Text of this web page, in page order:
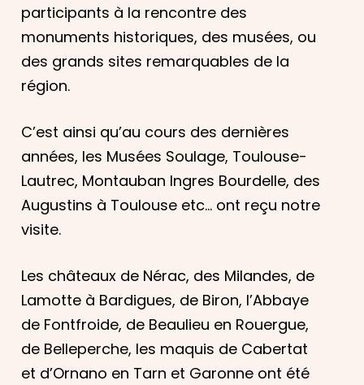
participants à la rencontre des
monuments historiques, des musées, ou
des grands sites remarquables de la
région.
C’est ainsi qu’au cours des dernières
années, les Musées Soulage, Toulouse-
Lautrec, Montauban Ingres Bourdelle, des
Augustins à Toulouse etc… ont reçu notre
visite.
Les châteaux de Nérac, des Milandes, de
Lamotte à Bardigues, de Biron, l’Abbaye
de Fontfroide, de Beaulieu en Rouergue,
de Belleperche, les maquis de Cabertat
et d’Ornano en Tarn et Garonne ont été